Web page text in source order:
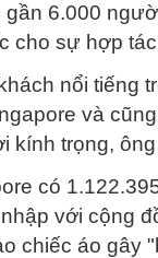
6.000
cho sự hợp
nổi tiếng
và
kính trọng,
có
với cộng
chiếc áo gây